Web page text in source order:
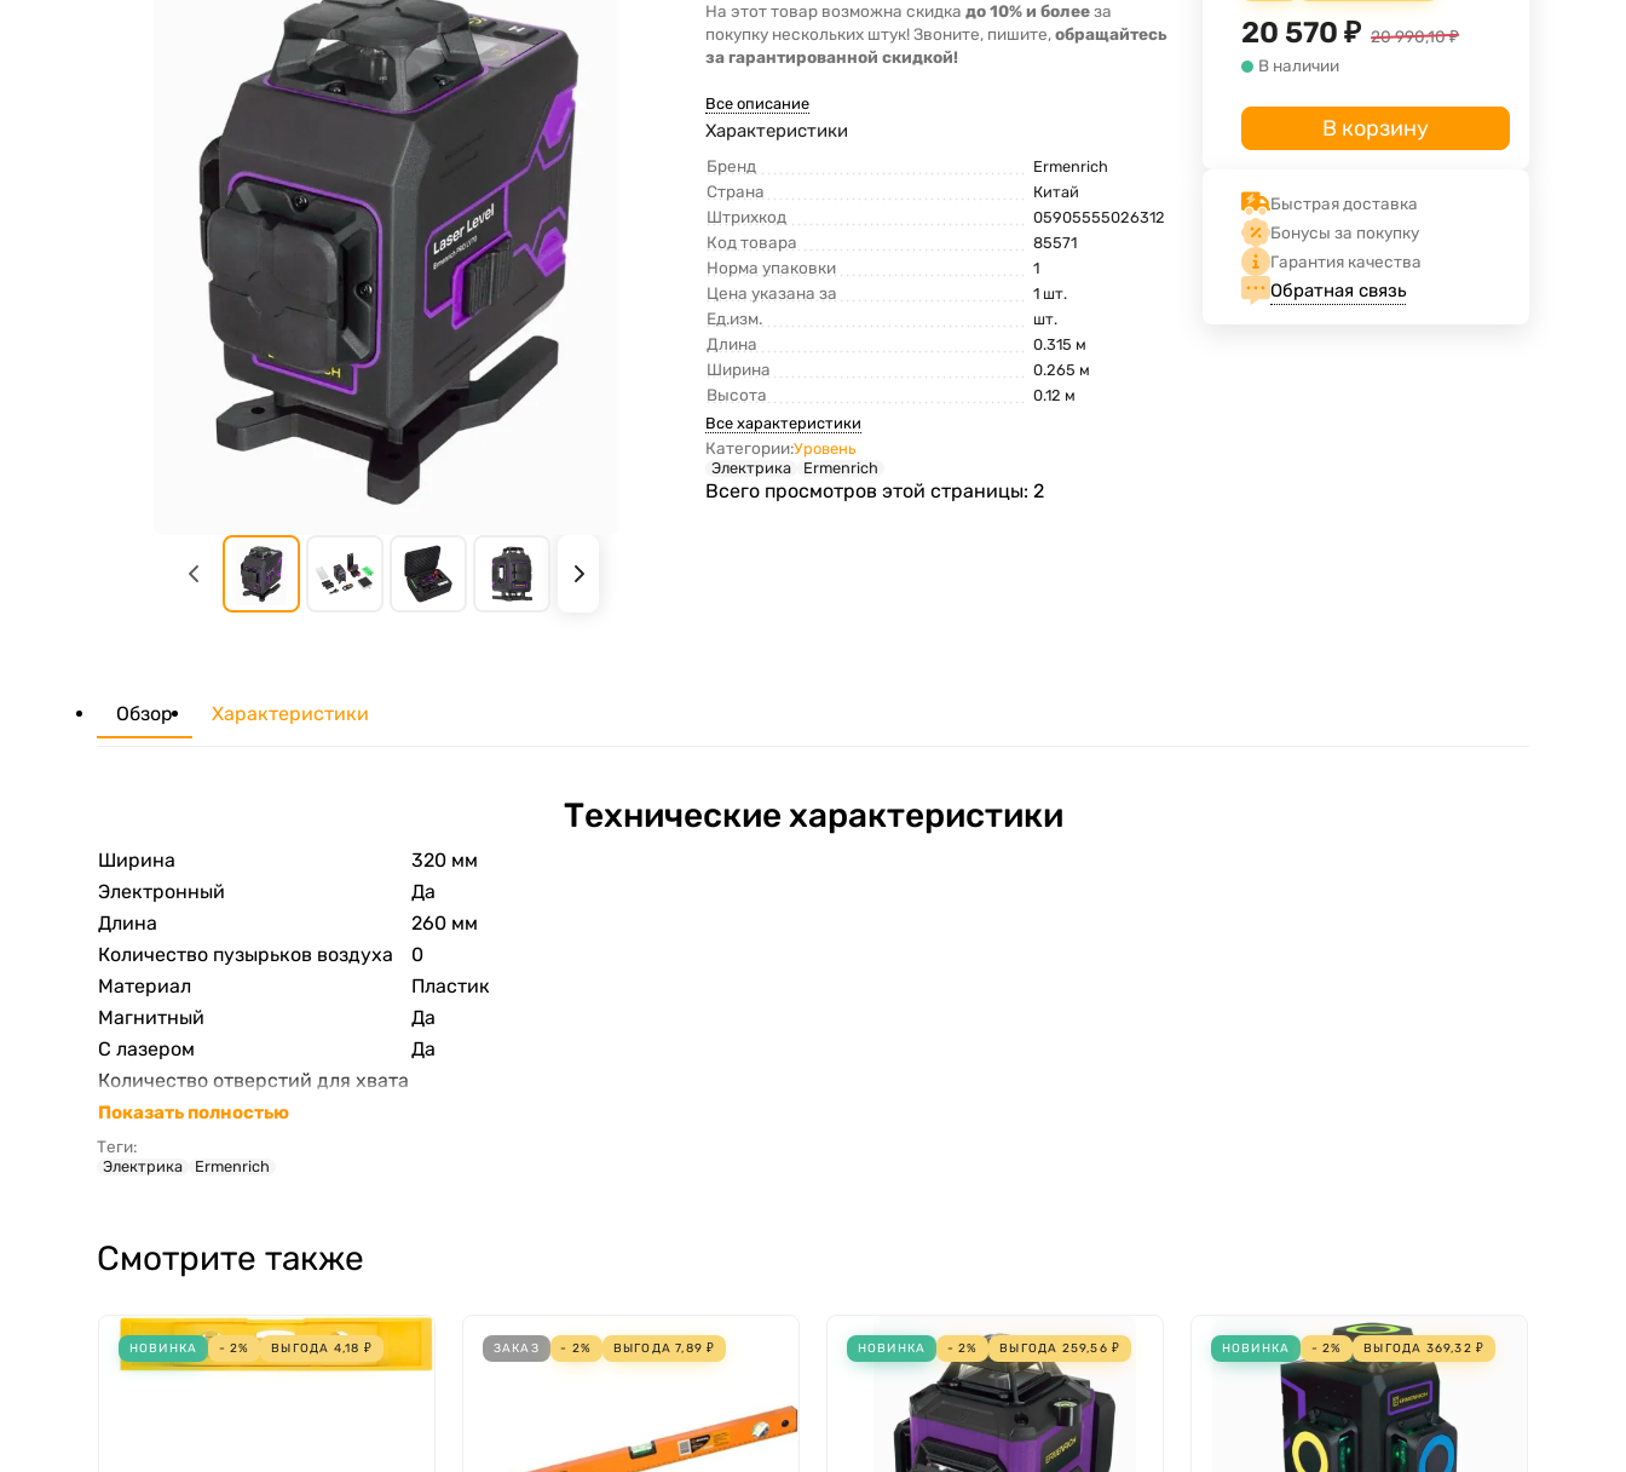
На этот товар возможна скидкадо 10% и болееза
покупку нескольких штук! Звоните, пишите,обращайтесь
за гарантированной скидкой!
Все описание
Характеристики
Бренд Ermenrich
Страна Китай
Штрихкод 05905555026312
Код товара 85571
Норма упаковки 1
Цена указана за 1 шт.
Ед.изм. шт.
Длина 0.315 м
Ширина 0.265 м
Высота
0.12 м
Все характеристики
Категории:Уровень
Электрика
Ermenrich
Всего просмотров этой страницы:2
20 570 ₽ 20 990,10₽
В наличии
В корзину
Быстрая доставка
Бонусы за покупку
Гарантия качества
Обратная связь
Обзор Характеристики
Технические характеристики
Ширина
320 мм
Электронный
Да
Длина
260 мм
Количество пузырьков воздуха
0
Материал
Пластик
Магнитный
Да
С лазером
Да
Количество отверстий для хвата
Показать полностью
Теги:
Электрика Ermenrich
Смотрите также
НОВИНКА - 2% ВЫГОДА 4,18 ₽ ЗАКАЗ - 2% ВЫГОДА7,89 ₽ НОВИНКА - 2% ВЫГОДА 259,56 ₽ НОВИНКА - 2% ВЫГОДА 369,32 ₽